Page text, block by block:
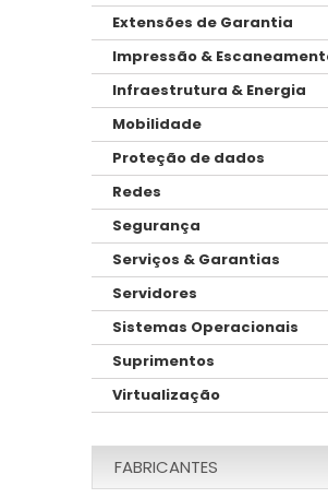
Extensões de Garantia
Impressão &
Infraestrutura & Energia
Mobilidade
Proteção de dados
Redes
Segurança
Serviços & Garantias
Servidores
Sistemas Operacionais
Suprimentos
Virtualização
FABRICANTES